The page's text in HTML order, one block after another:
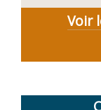
Voir